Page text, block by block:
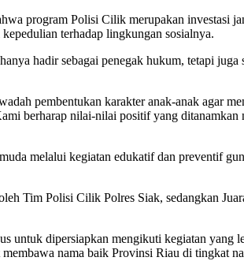
program Polisi Cilik merupakan investasi
terhadap lingkungan sosialnya.
hadir sebagai penegak hukum, tetapi juga
pembentukan karakter anak-anak agar
berharap nilai-nilai positif yang
melalui kegiatan edukatif dan preventif
Tim Polisi Cilik Polres Siak, sedangkan
untuk dipersiapkan mengikuti kegiatan yang
nama baik Provinsi Riau di tingkat